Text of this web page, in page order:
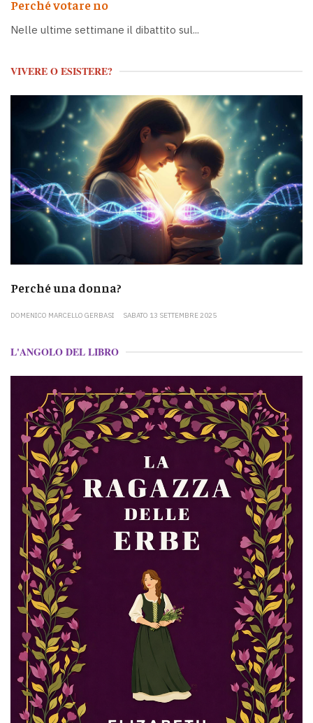
Perché votare no
Nelle ultime settimane il dibattito sul...
VIVERE O ESISTERE?
Perché una donna?
DOMENICO MARCELLO GERBASI SABATO 13 SETTEMBRE 2025
L'ANGOLO DEL LIBRO